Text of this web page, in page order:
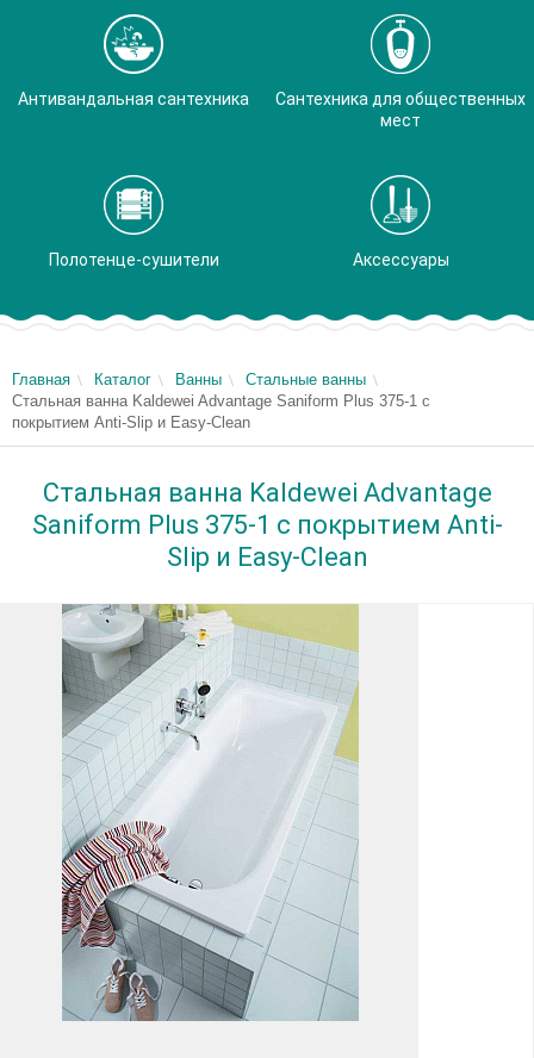
Антивандальная сантехника
Сантехника для общественных
мест
Полотенце-сушители Аксессуары
Главная Каталог Ванны
Стальные ванны
Стальная ванна Kaldewei Advantage Saniform Plus 375-1 с
покрытием Anti-Slip и Easy-Clean
Стальная ванна Kaldewei Advantage
Saniform Plus 375-1 с покрытием Anti-
Slip и Easy-Clean